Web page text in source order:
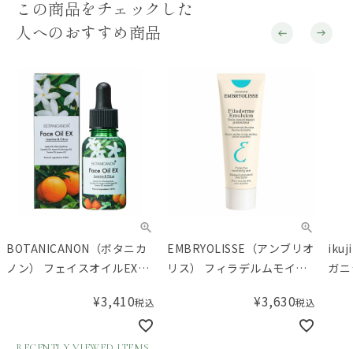
この商品をチェックした
人へのおすすめ商品
BOTANICANON（ボタニカ
ノン） フェイスオイルEX
¥3,410税込
EMBRYOLISSE（アンブリオ
リス） フィラデルムモイス
¥3,630税込
ガ